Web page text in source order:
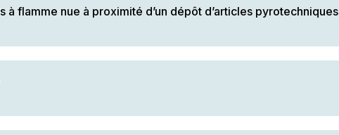
flamme nue à proximité d’un dépôt d’articles pyrotechniques